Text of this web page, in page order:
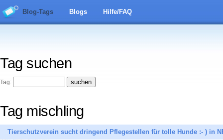
Blog-Tags Blogs Hilfe/FAQ
Tag suchen
Tag:
Tag mischling
Tierschutzverein sucht dringend Pflegestellen für tolle Hunde :- ) in